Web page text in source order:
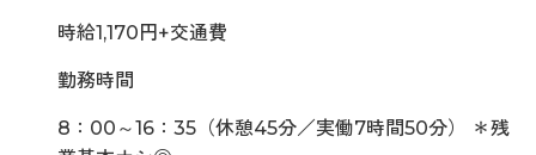
時給1,170円+交通費
勤務時間
8：00～16：35（休憩45分／実働7時間50分） ＊残